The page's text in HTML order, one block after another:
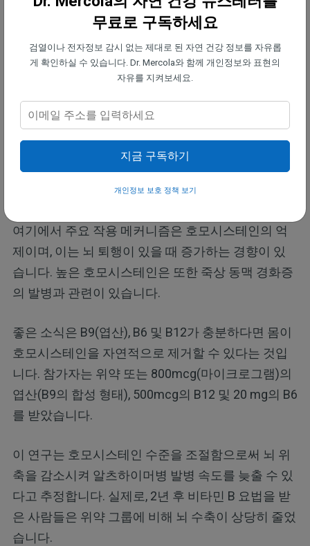
마그네슘과 마찬가지로 비타민 B6(및 다른 여러 B 비
타민)도 심장과 뇌 건강에 중요한 역할을 합니다. 이
는 신경 전달 물질의 생성에 사용되며, 임신과 유아기
동안 적절한 뇌 발달에 필요합니다.
비타민 B6, B9 (엽산 또는 합성 형태의 엽산) 및 B12는
나이가 들어감에 따라 인지 기능을 지원하는 데 특히
중요할 수 있으며 가장 심각하고 치명적인 형태인 알
츠하이머병을 포함한 치매 발병에 중요한 역할을 하
는 것으로 나타났습니다.
여기에서 주요 작용 메커니즘은 호모시스테인의 억
제이며, 이는 뇌 퇴행이 있을 때 증가하는 경향이 있
습니다. 높은 호모시스테인은 또한 죽상 동맥 경화증
의 발병과 관련이 있습니다.
좋은 소식은 B9(엽산), B6 및 B12가 충분하다면 몸이
호모시스테인을 자연적으로 제거할 수 있다는 것입
니다. 참가자는 위약 또는 800mcg(마이크로그램)의
엽산(B9의 합성 형태), 500mcg의 B12 및 20 mg의 B6
를 받았습니다.
이 연구는 호모시스테인 수준을 조절함으로써 뇌 위
축을 감소시켜 알츠하이머병 발병 속도를 늦출 수 있
다고 추정합니다. 실제로, 2년 후 비타민 B 요법을 받
은 사람들은 위약 그룹에 비해 뇌 수축이 상당히 줄었
습니다.
무료로 구독하세요
검열이나 전자정보 감시 없는 제대로 된 자연 건강 정보를 자유롭
게 확인하실 수 있습니다. Dr. Mercola와 함께 개인정보와 표현의
자유를 지켜보세요.
지금 구독하기
개인정보 보호 정책 보기